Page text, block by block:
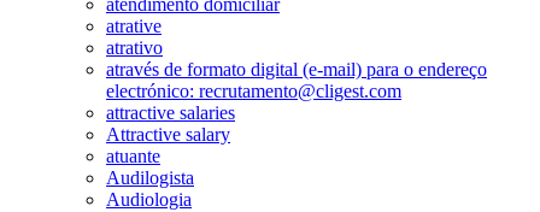
atrative
atrativo
através de formato digital (e-mail) para o endereço
electrónico: recrutamento@cligest.com
attractive salaries
Attractive salary
atuante
Audilogista
Audiologia